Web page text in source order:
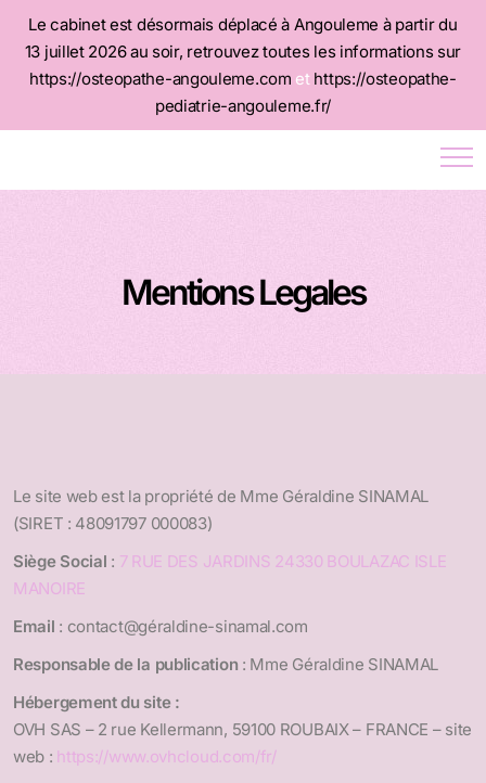
Le cabinet est désormais déplacé à Angouleme à partir du
13 juillet 2026 au soir, retrouvez toutes les informations sur
https://osteopathe-angouleme.com et https://osteopathe-
pediatrie-angouleme.fr/
Mentions Legales
Le site web est la propriété de Mme Géraldine SINAMAL
(SIRET : 48091797 000083)
Siège Social : 7 RUE DES JARDINS 24330 BOULAZAC ISLE
MANOIRE
Email : contact@géraldine-sinamal.com
Responsable de la publication : Mme Géraldine SINAMAL
Hébergement du site :
OVH SAS – 2 rue Kellermann, 59100 ROUBAIX – FRANCE – site
web : https://www.ovhcloud.com/fr/